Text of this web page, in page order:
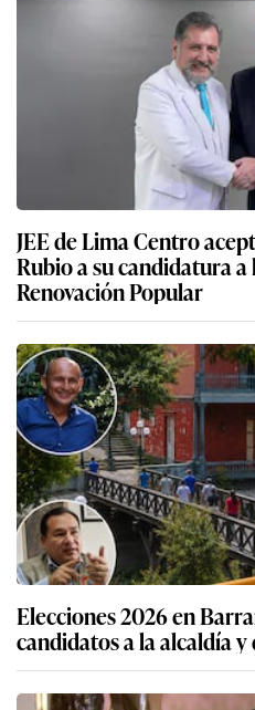
JEE de Lima Centro
Rubio a su candidatura
Renovación Popular
Elecciones 2026 en
candidatos a la alcaldía